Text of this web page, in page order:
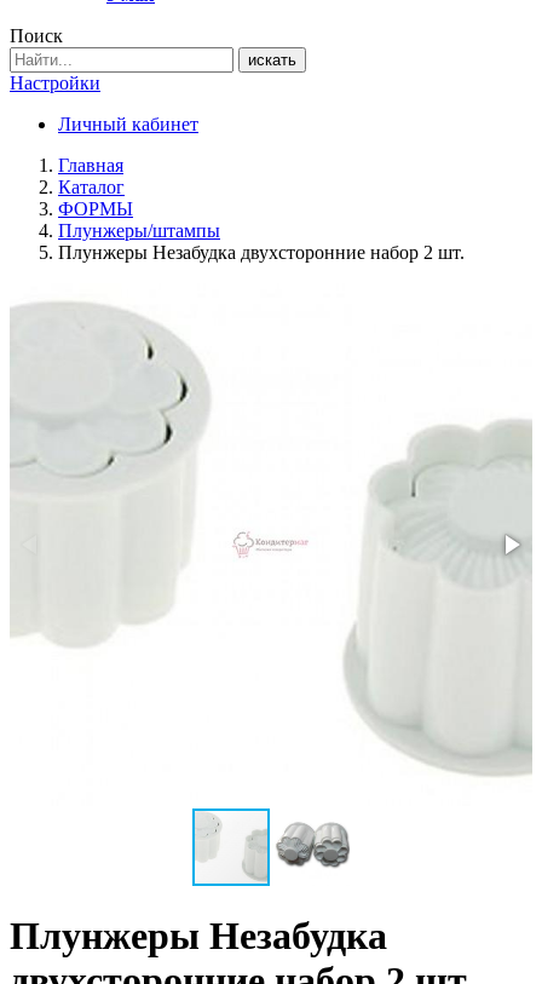
Поиск
искать
Настройки
Личный кабинет
Главная
Каталог
ФОРМЫ
Плунжеры/штампы
Плунжеры Незабудка двухсторонние набор 2 шт.
Плунжеры Незабудка